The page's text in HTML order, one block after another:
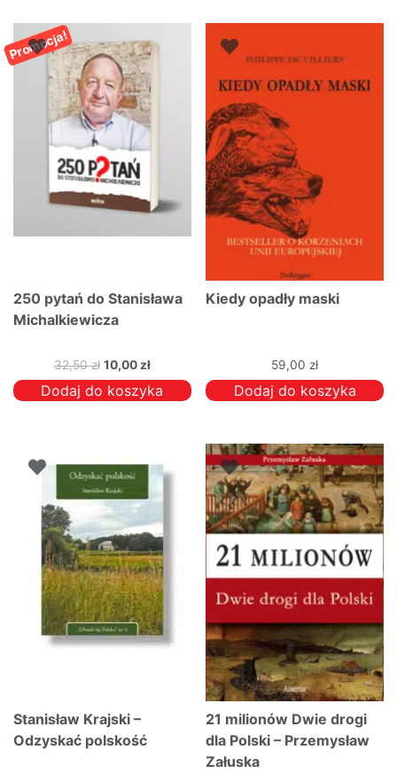
Promocja!
250 pytań do Stanisława
Michalkiewicza
32,50zł Pierwotna
cena
wynosiła:
10,00 złAktualna
cena
wynosi:
Dodaj do koszyka
Kiedy opadły maski
59,00 zł
Dodaj do koszyka
Stanisław Krajski –
Odzyskać polskość
21 milionów Dwie drogi
dla Polski – Przemysław
Załuska